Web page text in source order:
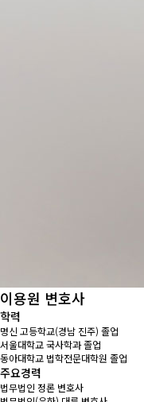
이용원 변호사
학력
명신 고등학교(경남 진주) 졸업
서울대학교 국사학과 졸업
동아대학교 법학전문대학원 졸업
주요경력
법무법인 정론 변호사